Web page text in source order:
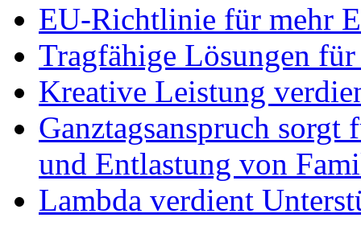
EU-Richtlinie für mehr
Tragfähige Lösungen
Kreative Leistung
Ganztagsanspruch
und Entlastung von
Lambda verdient